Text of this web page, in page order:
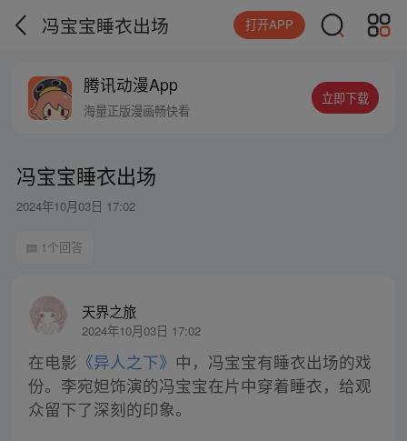
冯宝宝睡衣出场 打开APP
腾讯动漫App
海量正版漫画畅快看
立即下载
冯宝宝睡衣出场
2024年10月03日 17:02
1个回答
天界之旅
2024年10月03日 17:02
在电影 《异人之下》 中，冯宝宝有睡衣出场的戏
份。李宛妲饰演的冯宝宝在片中穿着睡衣，给观
众留下了深刻的印象。